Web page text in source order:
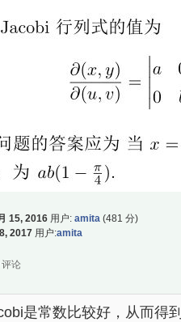
15, 2016 用户: amita (481 分)
2017 用户:amita
是常数比较好，从而得